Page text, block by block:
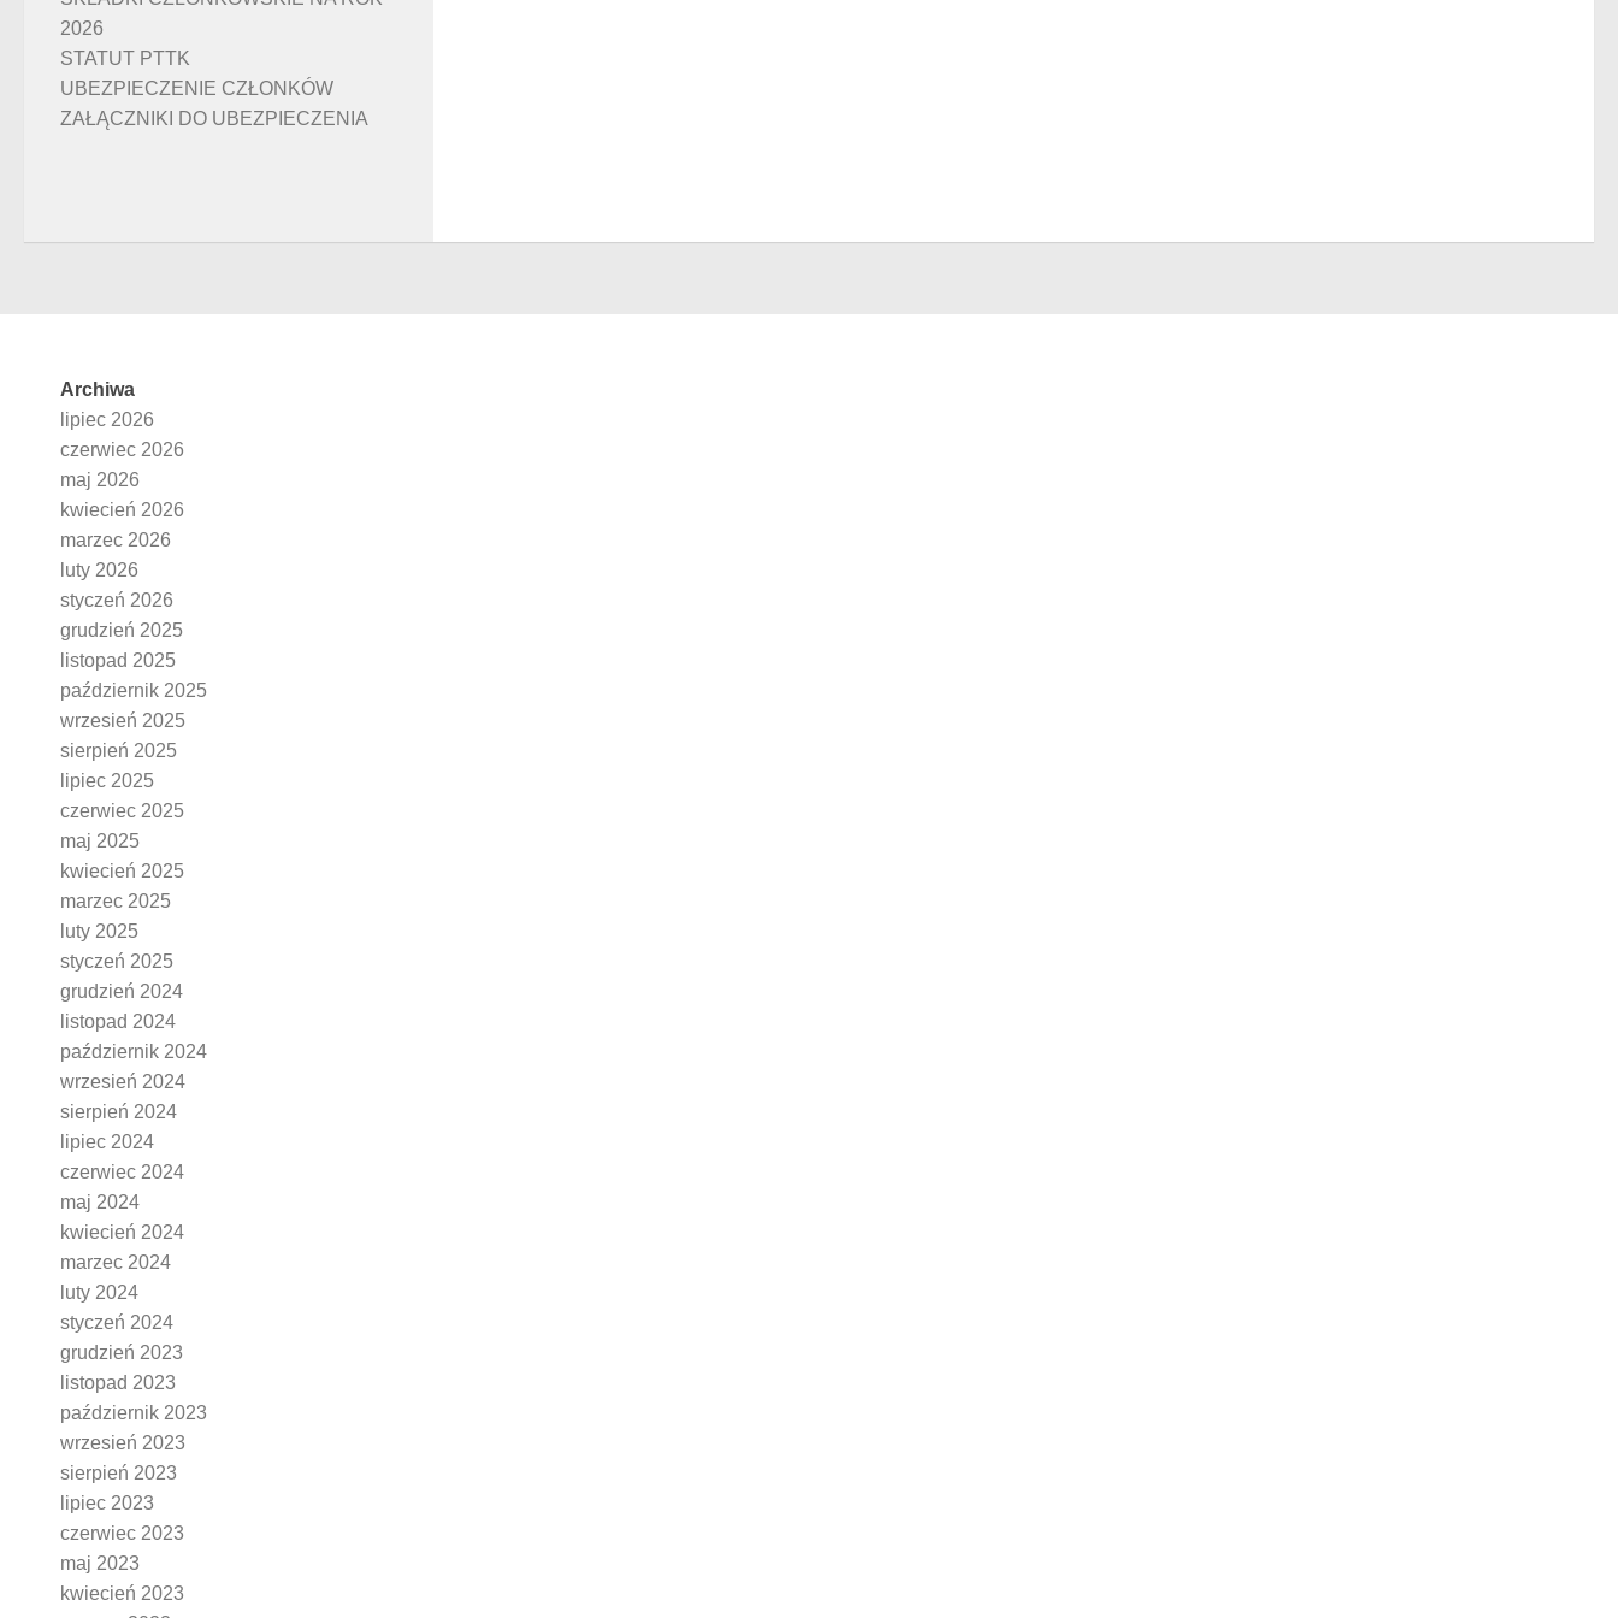
2026
STATUT PTTK
UBEZPIECZENIE CZŁONKÓW
ZAŁĄCZNIKI DO UBEZPIECZENIA
Archiwa
lipiec 2026
czerwiec 2026
maj 2026
kwiecień 2026
marzec 2026
luty 2026
styczeń 2026
grudzień 2025
listopad 2025
październik 2025
wrzesień 2025
sierpień 2025
lipiec 2025
czerwiec 2025
maj 2025
kwiecień 2025
marzec 2025
luty 2025
styczeń 2025
grudzień 2024
listopad 2024
październik 2024
wrzesień 2024
sierpień 2024
lipiec 2024
czerwiec 2024
maj 2024
kwiecień 2024
marzec 2024
luty 2024
styczeń 2024
grudzień 2023
listopad 2023
październik 2023
wrzesień 2023
sierpień 2023
lipiec 2023
czerwiec 2023
maj 2023
kwiecień 2023